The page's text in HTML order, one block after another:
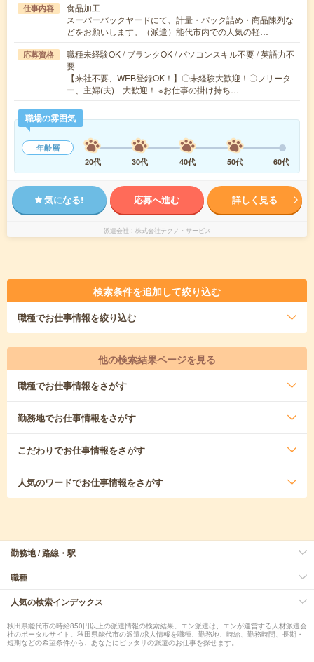
仕事内容
食品加工
スーパーバックヤードにて、計量・パック詰め・商品陳列な
どをお願いします。（派遣）能代市内での人気の軽…
応募資格
職種未経験OK / ブランクOK / パソコンスキル不要 / 英語力不
要
【来社不要、WEB登録OK！】〇未経験大歓迎！〇フリータ
ー、主婦(夫) 大歓迎！ ※お仕事の掛け持ち…
職場の雰囲気
年齢層
20代
30代 40代 50代 60代
気になる! 応募へ進む 詳しく見る
派遣会社 株式会社テクノ・サービス
検索条件を追加して絞り込む
職種でお仕事情報を絞り込む
他の検索結果ページを見る
職種でお仕事情報をさがす
勤務地でお仕事情報をさがす
こだわりでお仕事情報をさがす
人気のワードでお仕事情報をさがす
勤務地 / 路線・駅
職種
人気の検索インデックス
秋田県能代市の時給850円以上の派遣情報の検索結果。エン派遣は、エンが運営する人材派遣会
社のポータルサイト。秋田県能代市の派遣/求人情報を職種、勤務地、時給、勤務時間、長期・
短期などの希望条件から、あなたにピッタリの派遣のお仕事を探せます。